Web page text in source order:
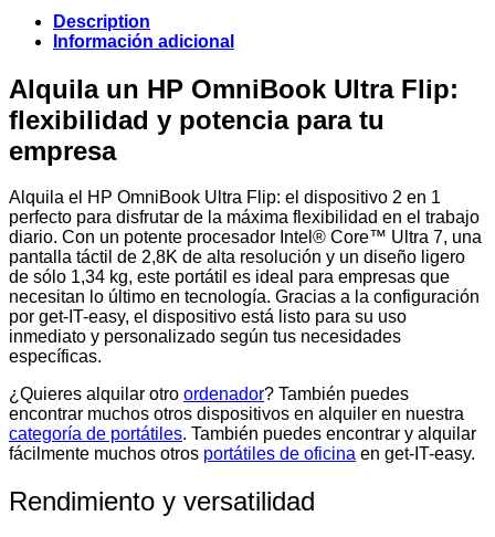
Description
Información adicional
Alquila un HP OmniBook Ultra Flip:
flexibilidad y potencia para tu
empresa
Alquila el HP OmniBook Ultra Flip: el dispositivo 2 en 1
perfecto para disfrutar de la máxima flexibilidad en el trabajo
diario. Con un potente procesador Intel® Core™ Ultra 7, una
pantalla táctil de 2,8K de alta resolución y un diseño ligero
de sólo 1,34 kg, este portátil es ideal para empresas que
necesitan lo último en tecnología. Gracias a la configuración
por get-IT-easy, el dispositivo está listo para su uso
inmediato y personalizado según tus necesidades
específicas.
¿Quieres alquilar otro ordenador? También puedes
encontrar muchos otros dispositivos en alquiler en nuestra
categoría de portátiles. También puedes encontrar y alquilar
fácilmente muchos otros portátiles de oficina en get-IT-easy.
Rendimiento y versatilidad